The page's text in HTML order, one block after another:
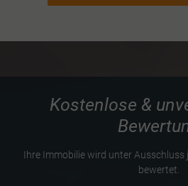
Kostenlose &
Ihre Immobilie wird unter Ausschluss
bewertet.